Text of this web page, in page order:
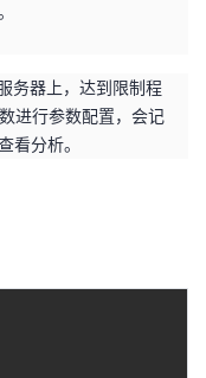
务器上，达到限制程
进行参数配置，会记
看分析。